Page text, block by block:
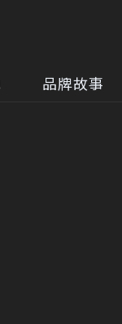
品牌故事